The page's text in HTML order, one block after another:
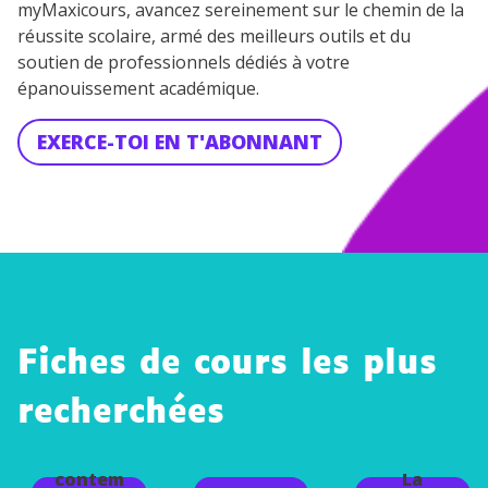
myMaxicours, avancez sereinement sur le chemin de la
réussite scolaire, armé des meilleurs outils et du
soutien de professionnels dédiés à votre
épanouissement académique.
EXERCE-TOI EN T'ABONNANT
Fiches de cours les plus
recherchées
contem
La